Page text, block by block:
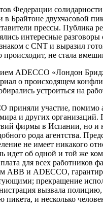
Федерации солидарности
Брайтоне двухчасовой
прессы. Публика
интересные
с CNT и выразил
не стала
ADECCO «Лондон
о происходящем
устроиться на
приняли участие, помимо
и других
фирмы в Испании, но и
рода агентства.
не имеет никакого
об одной и той же
для всех работников
АВВ и ADECCO,
прекращение
вызвала полицию,
и несколько